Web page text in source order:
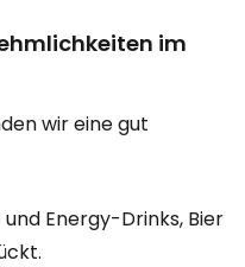
im
wir eine gut
Energy-Drinks, Bier